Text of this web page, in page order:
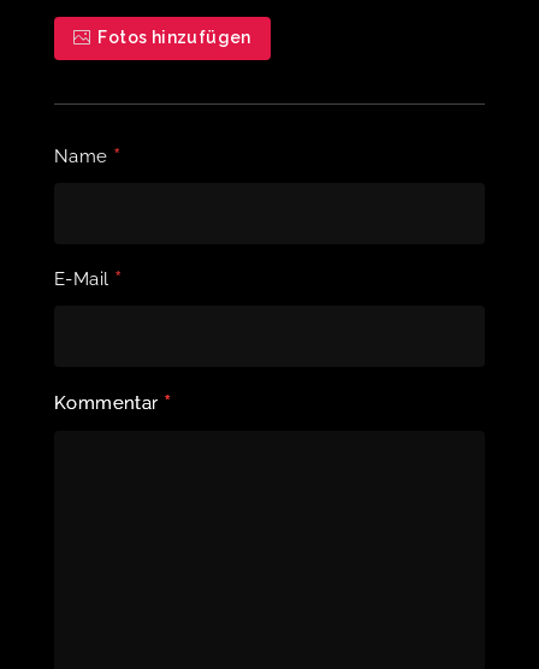
Fotos hinzufügen
Name *
E-Mail *
Kommentar *